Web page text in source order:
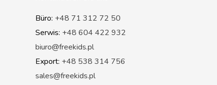
Büro: +48 71 312 72 50
Serwis: +48 604 422 932
biuro@freekids.pl
Export: +48 538 314 756
sales@freekids.pl